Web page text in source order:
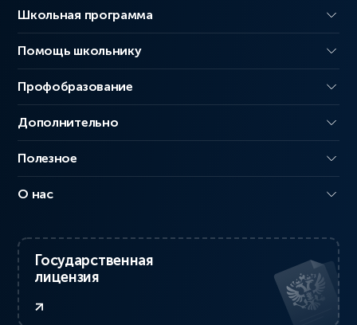
Школьная программа
Помощь школьнику
Профобразование
Дополнительно
Полезное
О нас
Государственная
лицензия